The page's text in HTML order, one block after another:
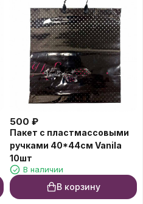
500 ₽
Пакет с пластмассовыми
ручками 40*44см Vanila
10шт
В наличии
В корзину